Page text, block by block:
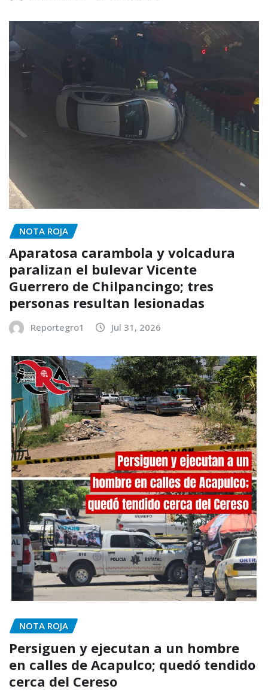
NOTA ROJA
Aparatosa carambola y volcadura
paralizan el bulevar Vicente
Guerrero de Chilpancingo; tres
personas resultan lesionadas
Reportegro1 Jul 31, 2026
NOTA ROJA
Persiguen y ejecutan a un hombre
en calles de Acapulco; quedó tendido
cerca del Cereso